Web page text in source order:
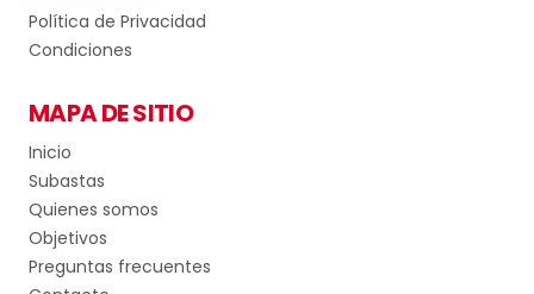
Política de Privacidad
Condiciones
MAPA DE SITIO
Inicio
Subastas
Quienes somos
Objetivos
Preguntas frecuentes